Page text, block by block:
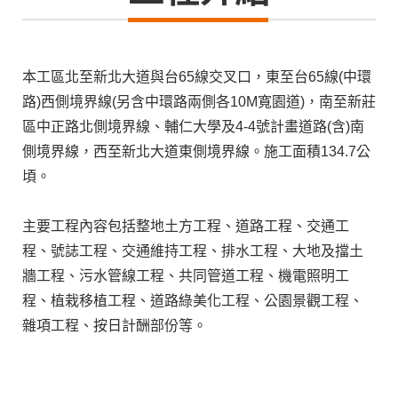
本工區北至新北大道與台65線交叉口，東至台65線(中環
路)西側境界線(另含中環路兩側各10M寬園道)，南至新莊
區中正路北側境界線、輔仁大學及4-4號計畫道路(含)南
側境界線，西至新北大道東側境界線。施工面積134.7公
頃。
主要工程內容包括整地土方工程、道路工程、交通工
程、號誌工程、交通維持工程、排水工程、大地及擋土
牆工程、污水管線工程、共同管道工程、機電照明工
程、植栽移植工程、道路綠美化工程、公園景觀工程、
雜項工程、按日計酬部份等。